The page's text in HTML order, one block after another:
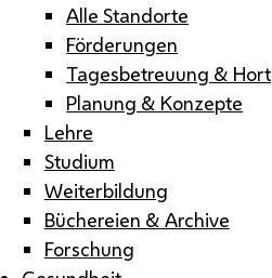
Alle Standorte
Förderungen
Tagesbetreuung & Hort
Planung & Konzepte
Lehre
Studium
Weiterbildung
Büchereien & Archive
Forschung